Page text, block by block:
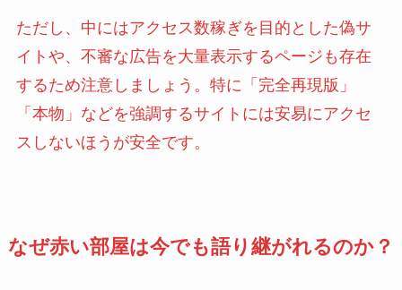
ただし、中にはアクセス数稼ぎを目的とした偽サ
イトや、不審な広告を大量表示するページも存在
するため注意しましょう。特に「完全再現版」
「本物」などを強調するサイトには安易にアクセ
スしないほうが安全です。
なぜ赤い部屋は今でも語り継がれるのか？